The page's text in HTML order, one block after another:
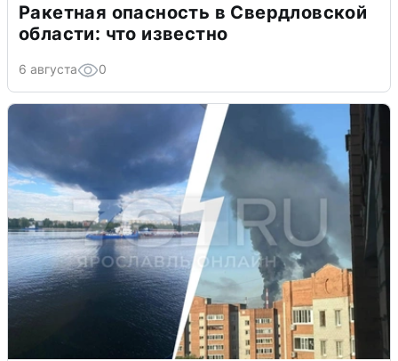
Ракетная опасность в Свердловской
области: что известно
6 августа 0